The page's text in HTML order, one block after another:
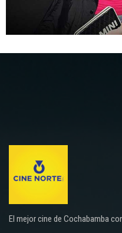
El mejor cine de Cochabamba